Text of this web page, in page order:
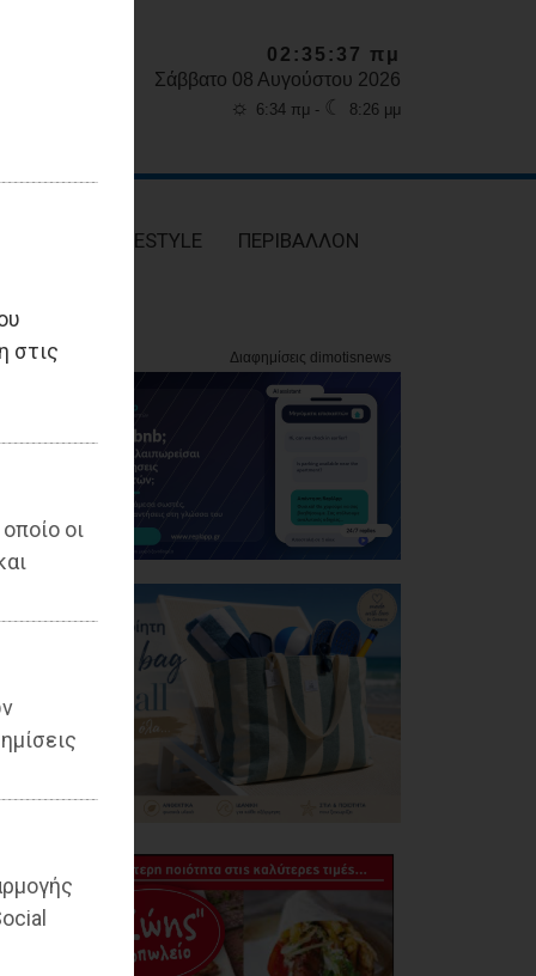
στις
οι
02:35:39 πμ
Σάββατο 08 Αυγούστου 2026
☼ 6:34 πμ - ☾ 8:26 μμ
LIFESTYLE ΠΕΡΙΒΑΛΛΟΝ